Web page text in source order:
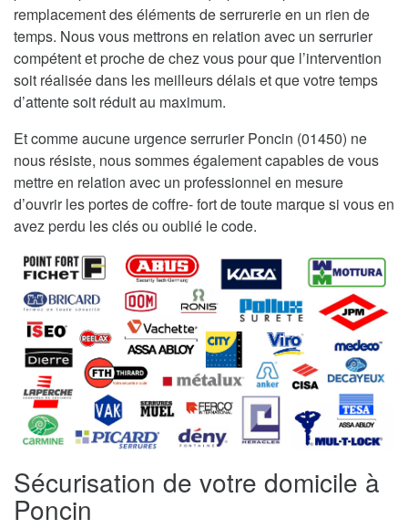
remplacement des éléments de serrurerie en un rien de
temps. Nous vous mettrons en relation avec un serrurier
compétent et proche de chez vous pour que l’intervention
soit réalisée dans les meilleurs délais et que votre temps
d’attente soit réduit au maximum.
Et comme aucune urgence serrurier Poncin (01450) ne
nous résiste, nous sommes également capables de vous
mettre en relation avec un professionnel en mesure
d’ouvrir les portes de coffre- fort de toute marque si vous en
avez perdu les clés ou oublié le code.
Sécurisation de votre domicile à
Poncin